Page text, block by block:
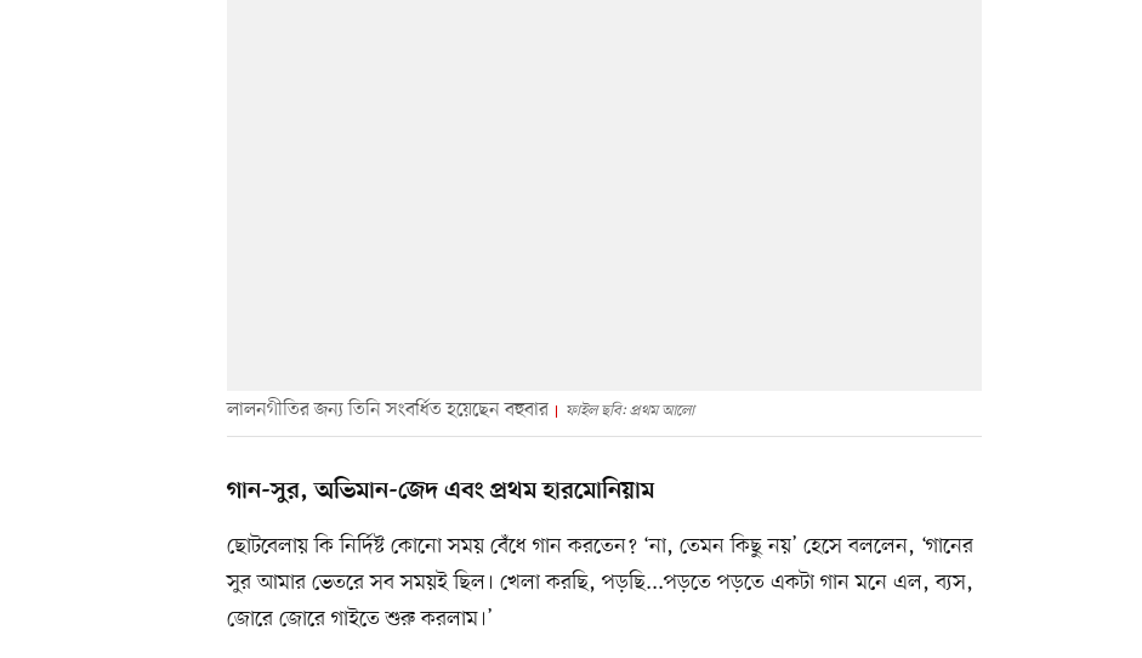
লালনগীতির জন্য তিনি সংবর্ধিত হয়েছেন বহুবার ফাইল ছবি: প্রথম আলো
গান-সুর, অভিমান-জেদ এবং প্রথম হারমোনিয়াম
ছোটবেলায় কি নির্দিষ্ট কোনো সময় বেঁধে গান করতেন? ‘না, তেমন কিছু নয়’ হেসে বললেন, ‘গানের
সুর আমার ভেতরে সব সময়ই ছিল। খেলা করছি, পড়ছি...পড়তে পড়তে একটা গান মনে এল, ব্যস,
জোরে জোরে গাইতে শুরু করলাম।’